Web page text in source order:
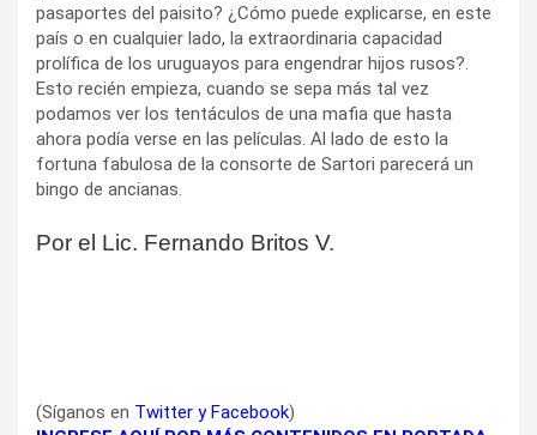
pasaportes del paisito? ¿Cómo puede explicarse, en este
país o en cualquier lado, la extraordinaria capacidad
prolífica de los uruguayos para engendrar hijos rusos?.
Esto recién empieza, cuando se sepa más tal vez
podamos ver los tentáculos de una mafia que hasta
ahora podía verse en las películas. Al lado de esto la
fortuna fabulosa de la consorte de Sartori parecerá un
bingo de ancianas.
Por el Lic. Fernando Britos V.
(Síganos en Twitter yFacebook)